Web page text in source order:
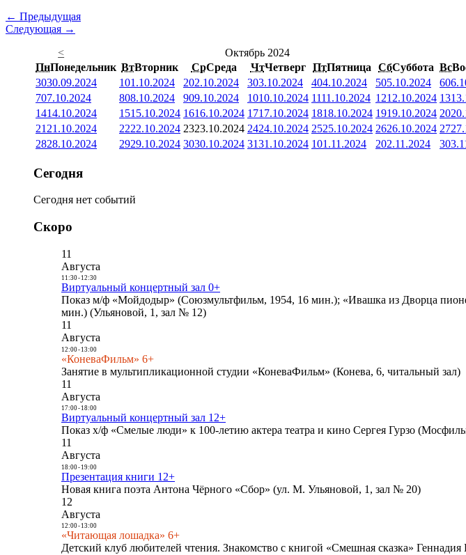
← Предыдущая
Следующая →
<
Октябрь 2024
ПнПонедельник ВтВторник СрСреда ЧтЧетверг ПтПятница СбСуббота Вс
3030.09.2024 101.10.2024 202.10.2024 303.10.2024 404.10.2024 505.10.2024 6
707.10.2024 808.10.2024 909.10.2024 1010.10.2024 1111.10.2024 1212.10.2024 13
1414.10.2024 1515.10.2024 1616.10.2024 1717.10.2024 1818.10.2024 1919.10.2024 20
21 21.10.2024 2222.10.2024 2323.10.2024 2424.10.2024 2525.10.2024 2626.10.2024 27
2828.10.2024 2929.10.2024 3030.10.2024 3131.10.2024 101.11.2024 202.11.2024 3
Сегодня
Сегодня нет событий
Скоро
11
Августа
11:30- 12:30
Виртуальный концертный зал 0+
Показ м/ф «Мойдодыр» (Союзмультфильм, 1954, 16 мин.); «Ивашка из Дворца
мин.) (Ульяновой, 1, зал № 12)
11
Августа
12:00- 13:00
«КоневаФильм» 6+
Занятие в мультипликационной студии «КоневаФильм» (Конева, 6, читальный зал)
11
Августа
17:00- 18:00
Виртуальный концертный зал 12+
Показ х/ф «Смелые люди» к 100-летию актера театра и кино Сергея Гурзо
11
Августа
18:00- 19:00
Презентация книги 12+
Новая книга поэта Антона Чёрного «Сбор» (ул. М. Ульяновой, 1, зал № 20)
12
Августа
12:00- 13:00
«Читающая лошадка» 6+
Детский клуб любителей чтения. Знакомство с книгой «Смешная сказка»